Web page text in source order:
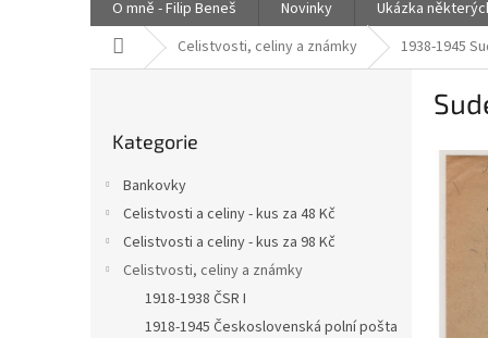
O mně - Filip Beneš Novinky Ukázka
Domů Celistvosti, celiny a známky 1938-1945
kategorie
Kategorie
Bankovky
Celistvosti a celiny - kus za 48 Kč
Celistvosti a celiny - kus za 98 Kč
Celistvosti, celiny a známky
1918-1938 ČSR I
1918-1945 Československá polní pošta